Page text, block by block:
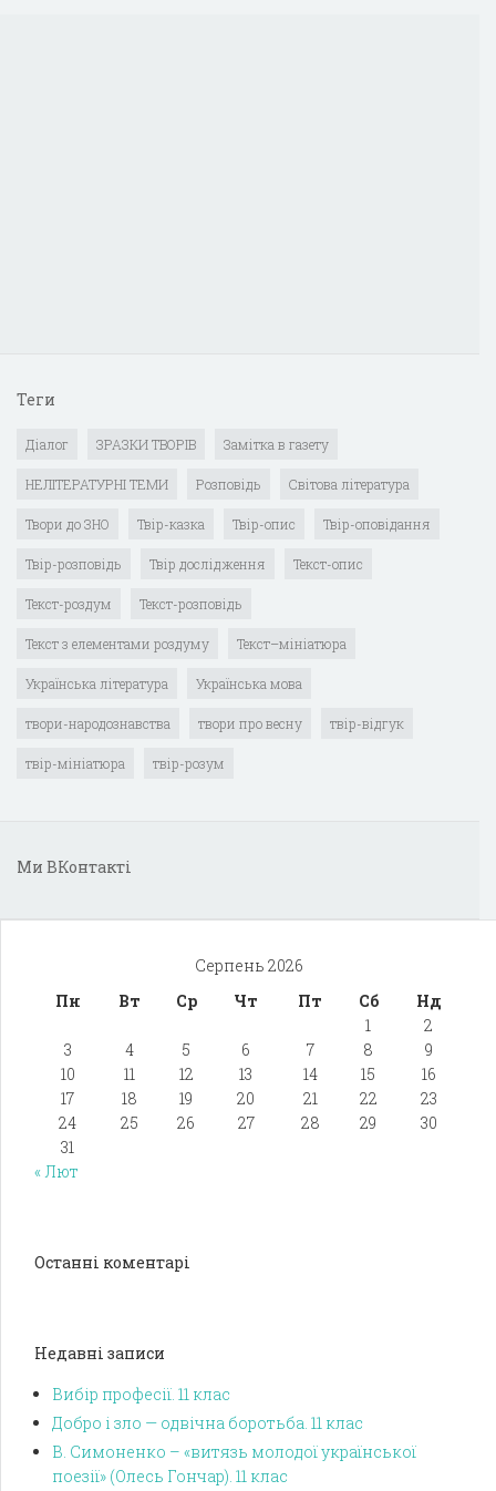
Теги
Діалог ЗРАЗКИ ТВОРІВ Замітка в газету
НЕЛІТЕРАТУРНІ ТЕМИ Розповідь Світова література
Твори до ЗНО Твір-казка Твір-опис Твір-оповідання
Твір-розповідь Твір дослідження Текст-опис
Текст-роздум Текст-розповідь
Текст з елементами роздуму Текст–мініатюра
Українська література Українська мова
твори-народознавства твори про весну твір-відгук
твір-мініатюра твір-розум
Ми ВКонтакті
Серпень 2026
Пн
Вт Ср Чт Пт Сб
Нд
1
2
3
4 5 6 7 8
9
10
11 12 13 14 15
16
17
18 19 20 21 22
23
24
25 26 27 28 29
30
31
« Лют
Останні коментарі
Недавні записи
Вибір професії. 11 клас
Добро і зло — одвічна боротьба. 11 клас
В. Симоненко – «витязь молодої української
поезії» (Олесь Гончар). 11 клас